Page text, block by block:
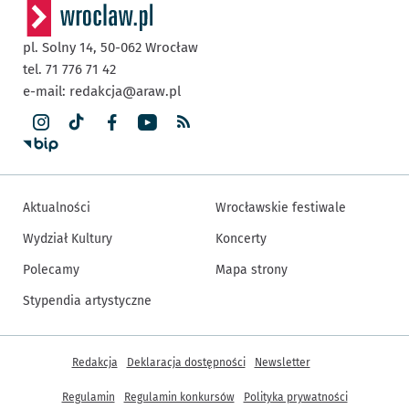
pl. Solny 14, 50-062 Wrocław
tel. 71 776 71 42
e-mail: redakcja@araw.pl
Aktualności
Wydział Kultury
Polecamy
Stypendia artystyczne
Wrocławskie festiwale
Koncerty
Mapa strony
Inne informacje
Redakcja Deklaracja dostępności Newsletter
Regulamin Regulamin konkursów Polityka prywatności